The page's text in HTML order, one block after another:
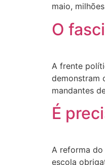
maio,
O
A frente
demonstram
mandantes
É
A reforma do
escola